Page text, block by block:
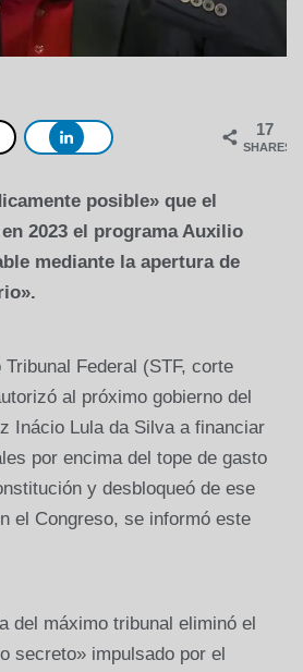
17
SHARES
posible» que el
2023 el programa Auxilio
mediante la apertura de
Federal (STF, corte
al próximo gobierno del
Inácio Lula da Silva a financiar
por encima del tope de gasto
y desbloqueó de ese
el Congreso, se informó este
del máximo tribunal eliminó el
secreto» impulsado por el